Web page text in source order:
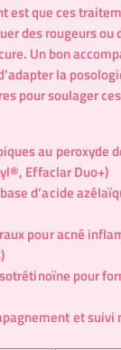
est que ces
des rougeurs
Un bon
la
pour soulager
au peroxyde
Effaclar Duo+)
d’acide
pour acné
pour
et suivi